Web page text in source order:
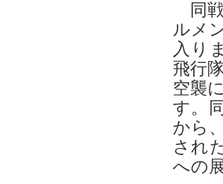
同戦
ルメ
入り
飛行
空襲
す。
から
され
への